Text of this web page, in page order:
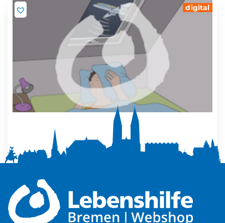
digital
Mehr Ruhe zuhause
5,00€